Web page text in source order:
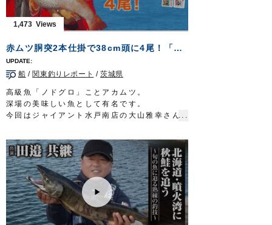
tokai.com/report004/
■使用仕掛
・はぜポリウキ
・楽々スナップちょこ投げ
・虫ヘッド
・ホリデーライナー
・虫ピンチ
OWNERMOVIE http://ownertv.jp/
オーナーばりwebsite
http://www.owner.co.jp
7:00～7:30OAhttps://tv-
aichi.co.jp/fishing-lover/
1,473
赤ムツ胴突2本仕掛で38cm頭に4尾！「関東釣りレポートVol.10」
船 /関東釣りレポート /茨城県
高級魚「ノドグロ」ことアカムツ。
深場の美味しい魚として有名です。
今回はジャイアント水戸南店の大山雅幸さん
突2本仕掛と、オレンジ発光+夜光ビーズで濁
り潮やディープに対応するハイアピールの夜
光赤ムツ胴突2本仕掛を使い分けて常磐沖のメ
タボなデカアカムツを狙います。
■使用アイテム
夜光赤ムツ胴突2本仕掛
赤ムツ胴突2本仕掛
■取材協力…茨城県日立港久慈漁港/釣友丸様